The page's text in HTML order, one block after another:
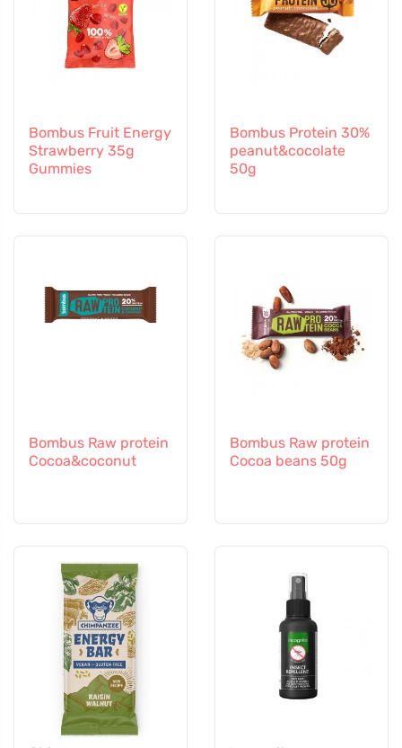
Bombus Fruit Energy
Strawberry 35g
Gummies
Bombus Protein 30%
peanut&cocolate
50g
Bombus Raw protein
Cocoa&coconut
Bombus Raw protein
Cocoa beans 50g